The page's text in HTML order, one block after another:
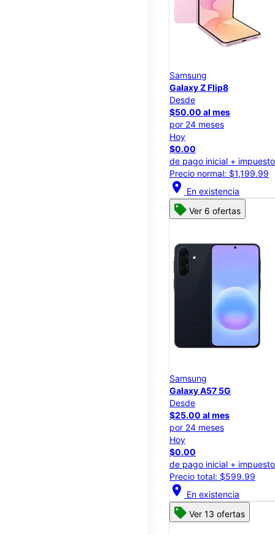
Samsung
Galaxy Z Flip8
Desde
$50.00 al mes
por 24 meses
Hoy
$0.00
de pago inicial +
Precio normal: $1,199.99
location_on En existencia
Ver 6 ofertas
Samsung
Galaxy A57 5G
Desde
$25.00 al mes
por 24 meses
Hoy
$0.00
de pago inicial +
Precio total: $599.99
location_on En existencia
Ver 13 ofertas